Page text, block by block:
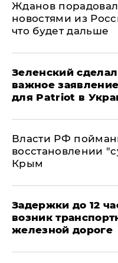
Жданов
новостями из
что будет дальше
Зеленский
важное
для Patriot в
Власти РФ
восстановлении
Крым
Задержки до 12
возник
железной дороге